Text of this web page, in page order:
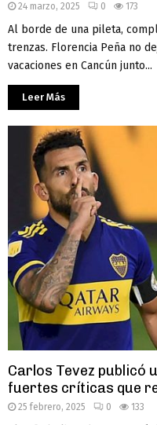
24 marzo, 2025 0 173
Al borde de una pileta,
trenzas. Florencia Peña no
vacaciones en Cancún junto...
Leer Más
Carlos Tevez publicó
fuertes críticas que
25 febrero, 2025 0 133